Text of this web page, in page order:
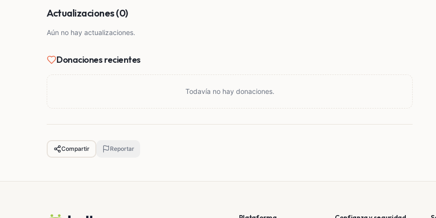
Actualizaciones (0)
Aún no hay actualizaciones.
Donaciones recientes
Todavía no hay donaciones.
Compartir Reportar